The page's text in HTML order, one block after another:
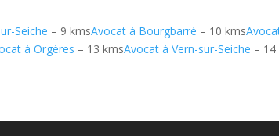
Seiche – 9 kmsAvocat à Bourgbarré – 10 kms
à Orgères – 13 kmsAvocat à Vern-sur-Seiche –